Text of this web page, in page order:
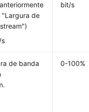
"Largura de
bit/s
de banda
0-100%